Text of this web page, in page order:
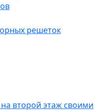
решеток
второй этаж своими